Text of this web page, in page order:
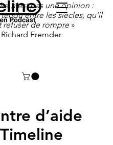
n’est pas une opinion :
tendu entre les siècles, qu’il
refuser de rompre»
Richard Fremder
d’aide
Timeline